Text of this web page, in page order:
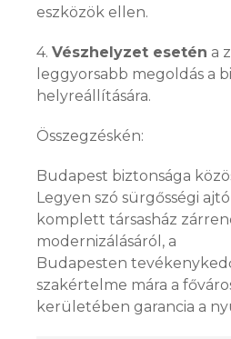
eszközök ellen.
4. Vészhelyzet esetén a
leggyorsabb megoldás a
helyreállítására.
Összegzéskén:
Budapest biztonsága
Legyen szó sürgősségi
komplett társasház
modernizálásáról, a
Budapesten
szakértelme mára a
kerületében garancia a